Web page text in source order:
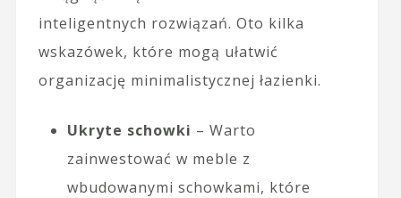
inteligentnych rozwiązań. Oto kilka
wskazówek, które mogą ułatwić
organizację minimalistycznej łazienki.
Ukryte schowki – Warto
zainwestować w meble z
wbudowanymi schowkami, które